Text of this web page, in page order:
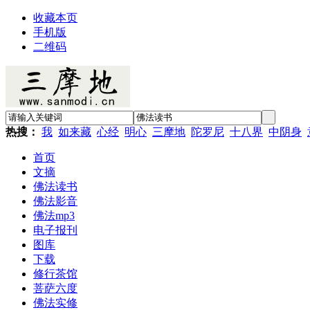
收藏本页
手机版
二维码
热搜： 我 如来藏 心经 明心 三摩地 陀罗尼 十八界 中阴身
首页
文摘
佛法读书
佛法影音
佛法mp3
电子报刊
图库
下载
修行茶馆
菩萨六度
佛法实修